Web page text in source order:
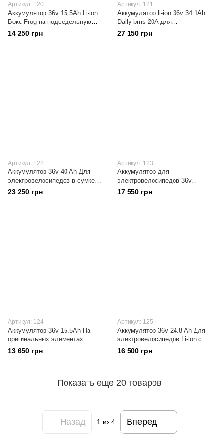
Артикул: 120
Аккумулятор 36v 15.5Ah Li-ion
Бокс Frog на подседельную
трубу Samsung/Panasonic С
плтой защиты BMS 20A
14 250 грн
Артикул: 121
Аккумулятор li-ion 36v 34.1Ah
Dally bms 20A для
электровелосипеда 10s11p
(110элементов 18650) Пробег
27 150 грн
Артикул: 122
Аккумулятор 36v 40 Ah Для
электровелосипедов в сумке
на раму, 10s13p (130элементов
18650) Samsung/Panasonic/LG
23 250 грн
Артикул: 123
Аккумулятор для
электровелосипедов 36v
21.7Ah С платой защиты BMS
в корпусе на раму Hailong G70
17 550 грн
Артикул: 124
Аккумулятор 36v 15.5Ah На
оригинальных элементах
18650 Panasonic/Samsung/LG
500 циклов с Гарантией
13 650 грн
Артикул: 125
Аккумулятор 36v 24.8 Ah Для
электровелосипедов Li-ion с
гарантией на оригинальных
элементах 18650
16 500 грн
Показать еще 20 товаров
Назад 1 из 4 Вперед